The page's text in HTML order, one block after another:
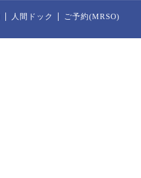
人間ドック ご予約(MRSO)